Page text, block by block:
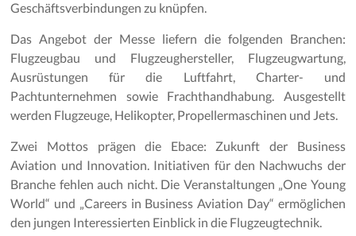
Geschäftsverbindungen zu knüpfen.
Das Angebot der Messe liefern die folgenden Branchen:
Flugzeugbau und Flugzeughersteller, Flugzeugwartung,
Ausrüstungen für die Luftfahrt, Charter- und
Pachtunternehmen sowie Frachthandhabung. Ausgestellt
werden Flugzeuge, Helikopter, Propellermaschinen und Jets.
Zwei Mottos prägen die Ebace: Zukunft der Business
Aviation und Innovation. Initiativen für den Nachwuchs der
Branche fehlen auch nicht. Die Veranstaltungen „One Young
World“ und „Careers in Business Aviation Day“ ermöglichen
den jungen Interessierten Einblick in die Flugzeugtechnik.